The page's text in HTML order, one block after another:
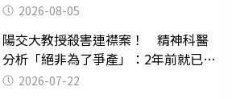
2026-08-05
陽交大教授殺害連襟案！ 精神科醫
分析「絕非為了爭產」：2年前就已言
行詭異
2026-07-22